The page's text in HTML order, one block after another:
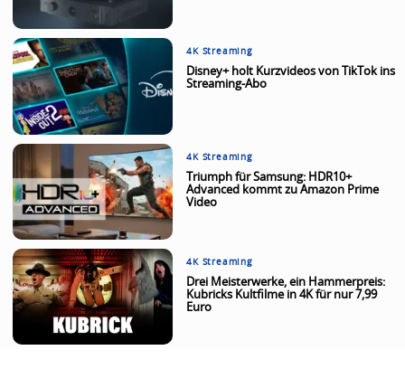
4K Streaming
Disney+ holt Kurzvideos von TikTok ins
Streaming-Abo
4K Streaming
Triumph für Samsung: HDR10+
Advanced kommt zu Amazon Prime
Video
4K Streaming
Drei Meisterwerke, ein Hammerpreis:
Kubricks Kultfilme in 4K für nur 7,99
Euro